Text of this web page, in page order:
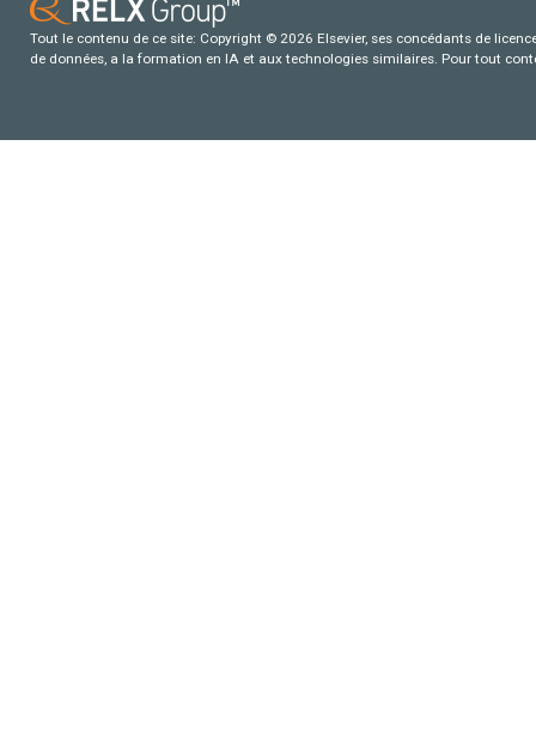
Tout le contenu de ce site: Copyright © 2026 Elsevier, ses concédants de
de données, a la formation en IA et aux technologies similaires. Pour tout